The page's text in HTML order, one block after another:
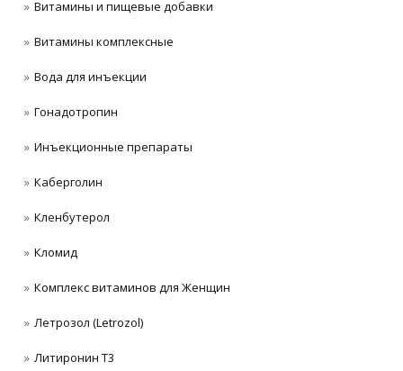
Витамины и пищевые добавки
Витамины комплексные
Вода для инъекции
Гонадотропин
Инъeкциoнныe препараты
Каберголин
Кленбутерол
Кломид
Комплекс витаминов для Женщин
Летрозол (Letrozol)
Литиронин Т3